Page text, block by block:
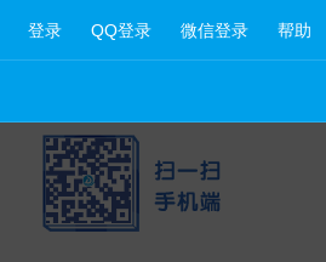
登录 QQ登录 微信登录 帮助